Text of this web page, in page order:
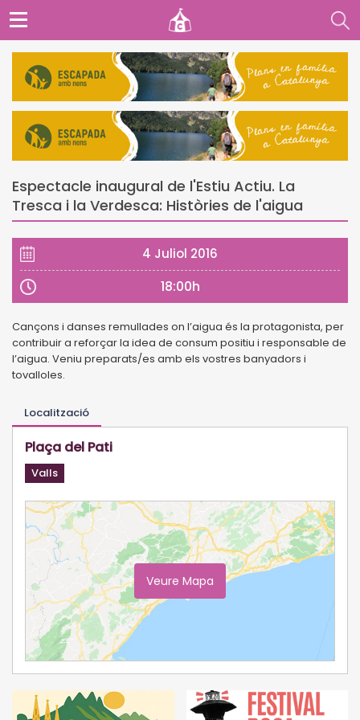
Espectacle inaugural de l'Estiu Actiu. La
Tresca i la Verdesca: Històries de l'aigua
4 Juliol 2016
18:00h
Cançons i danses remullades on l’aigua és la protagonista, per
contribuir a reforçar la idea de consum positiu i responsable de
l’aigua. Veniu preparats/es amb els vostres banyadors i
tovalloles.
Localització
Plaça del Pati
Valls
Veure Mapa